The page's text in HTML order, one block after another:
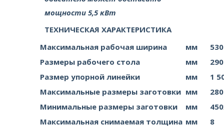
мощности 5,5 кВт
ТЕХНИЧЕСКАЯ ХАРАКТЕРИСТИКА
Максимальная рабочая ширина
мм
530
Размеры рабочего стола
мм
Размер упорной линейки
мм
1
Максимальные размеры заготовки мм
Минимальные размеры заготовки
мм
Максимальная снимаемая толщина мм
8